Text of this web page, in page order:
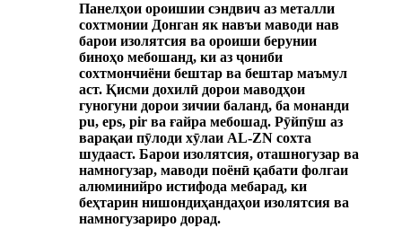
Панелҳои ороишии сэндвич аз металли
сохтмонии Донган як навъи маводи нав
барои изолятсия ва ороиши берунии
биноҳо мебошанд, ки аз ҷониби
сохтмончиёни бештар ва бештар маъмул
аст. Қисми дохилӣ дорои маводҳои
гуногуни дорои зичии баланд, ба монанди
pu, eps, pir ва ғайра мебошад. Рӯйпӯш аз
варақаи пӯлоди хӯлаи AL-ZN сохта
шудааст. Барои изолятсия, оташногузар ва
намногузар, маводи поёнӣ қабати фолгаи
алюминийро истифода мебарад, ки
беҳтарин нишондиҳандаҳои изолятсия ва
намногузариро дорад.